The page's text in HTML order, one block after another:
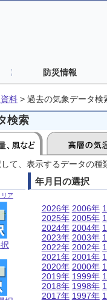
防災情報
料 > 過去の気象データ検
検索
て、表示するデータの種
ア
年月日の選択
2026年
2025年
2024年
2023年
2022年
2021年
2020年
2019年
2018年
2017年
2006年
2005年
2004年
2003年
2002年
2001年
2000年
1999年
1998年
1997年